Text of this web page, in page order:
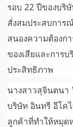
รอบ 22 ปีของบริ
สั่งสมประสบการ
สนองความต้องก
ของเสียและการ
ประสิทธิภาพ
นางสาวสุจินตนา
บริษัท อินทรี อีโค
ลูกค้าที่ทำให้หมุด